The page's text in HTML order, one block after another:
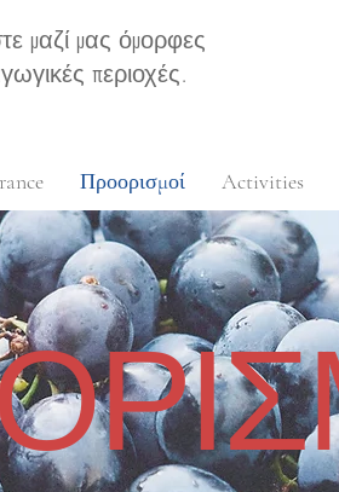
μαζί μας όμορφες
περιοχές.
Προορισμοί Activities